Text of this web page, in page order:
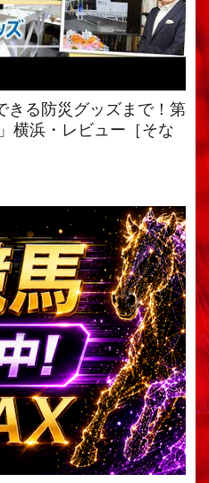
きる防災グッズまで！第
横浜・レビュー［そな